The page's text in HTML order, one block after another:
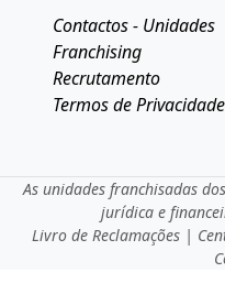
Contactos - Unidades
Franchising
Recrutamento
Termos de Privacidade
As unidades franchisadas
jurídica e
Livro de Reclamações|